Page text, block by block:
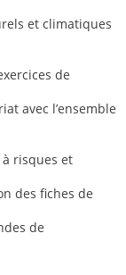
et climatiques
de
avec l’ensemble
risques et
des fiches de
de